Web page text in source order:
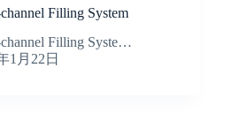
Filling System
Filling Syste…
1月22日